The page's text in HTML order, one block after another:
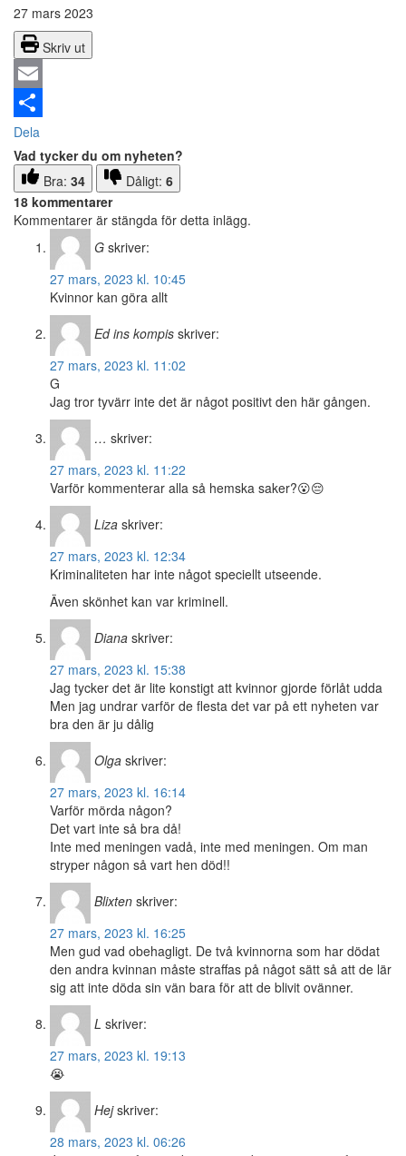
27 mars 2023
Skriv ut
Email
Dela
Vad tycker du om nyheten?
Bra: 34 Dåligt: 6
18 kommentarer
Kommentarer är stängda för detta inlägg.
G skriver:
27 mars, 2023 kl. 10:45
Kvinnor kan göra allt
Ed ins kompis skriver:
27 mars, 2023 kl. 11:02
G
Jag tror tyvärr inte det är något positivt den här gången.
… skriver:
27 mars, 2023 kl. 11:22
Varför kommenterar alla så hemska saker?😮😔
Liza skriver:
27 mars, 2023 kl. 12:34
Kriminaliteten har inte något speciellt utseende.
Även skönhet kan var kriminell.
Diana skriver:
27 mars, 2023 kl. 15:38
Jag tycker det är lite konstigt att kvinnor gjorde förlåt udda
Men jag undrar varför de flesta det var på ett nyheten var
bra den är ju dålig
Olga skriver:
27 mars, 2023 kl. 16:14
Varför mörda någon?
Det vart inte så bra då!
Inte med meningen vadå, inte med meningen. Om man
stryper någon så vart hen död!!
Blixten skriver:
27 mars, 2023 kl. 16:25
Men gud vad obehagligt. De två kvinnorna som har dödat
den andra kvinnan måste straffas på något sätt så att de lär
sig att inte döda sin vän bara för att de blivit ovänner.
L skriver:
27 mars, 2023 kl. 19:13
😭
Hej skriver:
28 mars, 2023 kl. 06:26